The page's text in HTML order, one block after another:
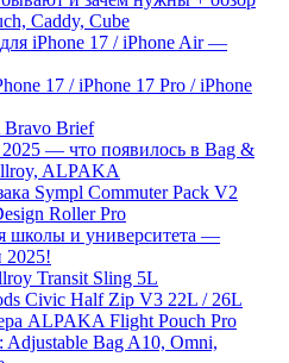
Caddy, Cube
iPhone 17 / iPhone Air —
17 / iPhone 17 Pro / iPhone
Brief
— что появилось в Bag &
ALPAKA
Sympl Commuter Pack V2
Roller Pro
школы и университета —
2025!
Transit Sling 5L
Civic Half Zip V3 22L / 26L
ALPAKA Flight Pouch Pro
Adjustable Bag A10, Omni,